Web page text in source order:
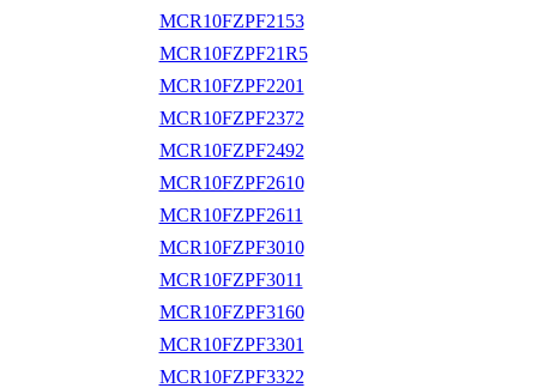
MCR10FZPF2153
MCR10FZPF21R5
MCR10FZPF2201
MCR10FZPF2372
MCR10FZPF2492
MCR10FZPF2610
MCR10FZPF2611
MCR10FZPF3010
MCR10FZPF3011
MCR10FZPF3160
MCR10FZPF3301
MCR10FZPF3322